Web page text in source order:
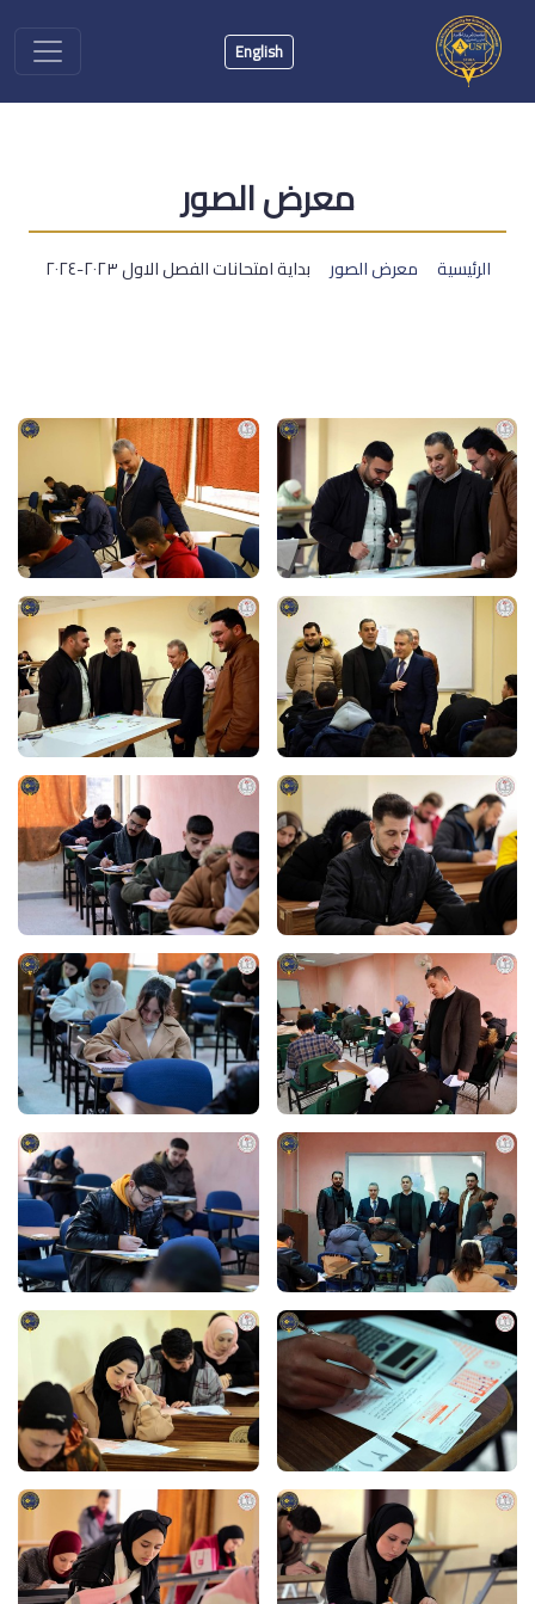
English
معرض الصور
الرئيسية معرض الصور بداية امتحانات الفصل الاول ٢٠٢٣-٢٠٢٤